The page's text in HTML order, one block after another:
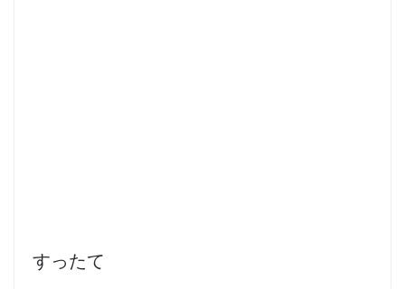
すったて